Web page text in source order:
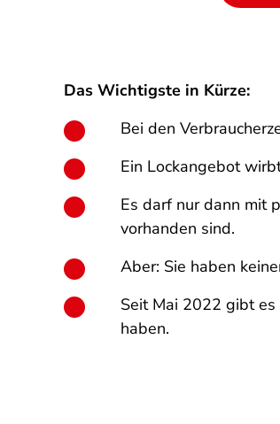
Das Wichtigste in Kürze:
Bei den
Ein Lockangebot
Es darf nur dann mit
vorhanden sind.
Aber: Sie haben
Seit Mai 2022 gibt es
haben.